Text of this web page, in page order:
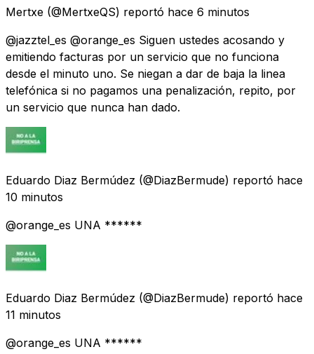
Mertxe (@MertxeQS) reportó hace 6 minutos
@jazztel_es @orange_es Siguen ustedes acosando y
emitiendo facturas por un servicio que no funciona
desde el minuto uno. Se niegan a dar de baja la linea
telefónica si no pagamos una penalización, repito, por
un servicio que nunca han dado.
Eduardo Diaz Bermúdez (@DiazBermude) reportó hace
10 minutos
@orange_es UNA ******
Eduardo Diaz Bermúdez (@DiazBermude) reportó hace
11 minutos
@orange_es UNA ******